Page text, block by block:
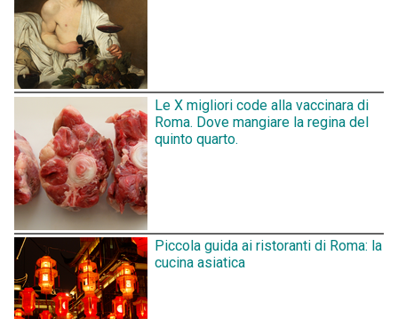
Le X migliori code alla vaccinara di
Roma. Dove mangiare la regina del
quinto quarto.
Piccola guida ai ristoranti di Roma: la
cucina asiatica